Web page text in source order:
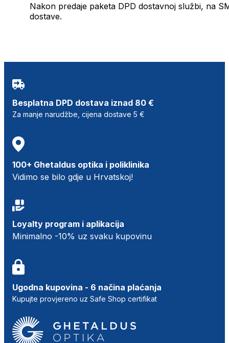
Nakon predaje paketa DPD dostavnoj službi, na
dostave.
Besplatna DPD dostava iznad 80 €
Za manje narudžbe, cijena dostave 5 €
100+ Ghetaldus optika i poliklinika
Vidimo se bilo gdje u Hrvatskoj!
Loyalty program i aplikacija
Minimalno -10% uz svaku kupovinu
Ugodna kupovina - 6 načina plaćanja
Kupujte provjereno uz Safe Shop certifikat